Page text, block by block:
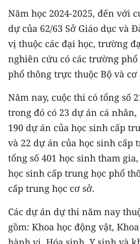
Đồng bằng sông Hồng
Bắc Trung Bộ
Duyên hải Nam Trung Bộ và Tây
Nguyên
Đông Nam Bộ
Đồng bằng sông Cửu Long
Chuyên trang Hà Nội
Chuyên trang TP. Hồ Chí Minh
CHUYÊN ĐỀ
CÁC CHUYÊN TRANG
Năm học 2024-2025, đến với
dự của 62/63 Sở Giáo dục và
vị thuộc các đại học, trường
nghiên cứu có các trường
phổ thông trực thuộc Bộ và
Năm nay, cuộc thi có tổng số
trong đó có 23 dự án cá
190 dự án của học sinh cấp
và 22 dự án của học sinh cấp
tổng số 401 học sinh tham
học sinh cấp trung học phổ
cấp trung học cơ sở.
Các dự án dự thi năm nay
gồm: Khoa học động vật,